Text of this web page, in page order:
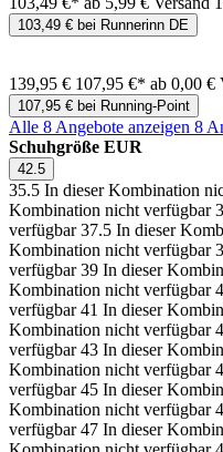
103,49 € bei Runnerinn DE
139,95 € 107,95 €* ab 0,00 €
107,95 € bei Running-Point
Alle 8 Angebote anzeigen 8
Schuhgröße EUR
42.5
35.5 In dieser Kombination
Kombination nicht verfügbar
verfügbar 37.5 In dieser
Kombination nicht verfügbar
verfügbar 39 In dieser
Kombination nicht verfügbar
verfügbar 41 In dieser
Kombination nicht verfügbar
verfügbar 43 In dieser
Kombination nicht verfügbar
verfügbar 45 In dieser
Kombination nicht verfügbar
verfügbar 47 In dieser